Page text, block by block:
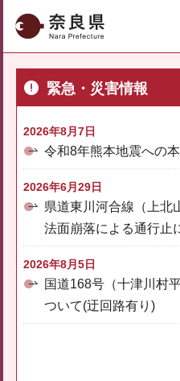
奈良県
緊急・災害情報
2026年8月7日
令和8年熊本地震への
2026年6月29日
県道東川河合線（上北
法面崩落による通行止
2026年8月5日
国道168号（十津川村
ついて(迂回路有り)